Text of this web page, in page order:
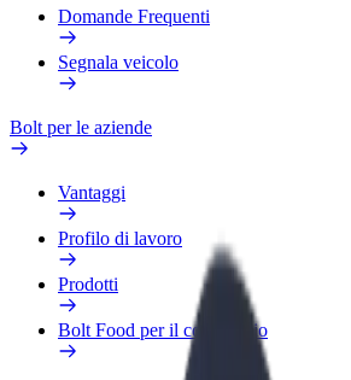
Domande Frequenti
Segnala veicolo
Bolt per le aziende
Vantaggi
Profilo di lavoro
Prodotti
Bolt Food per il commercio